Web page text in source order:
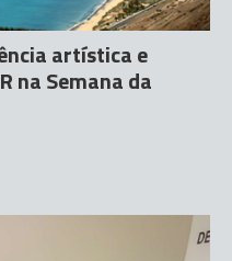
artística e
na Semana da